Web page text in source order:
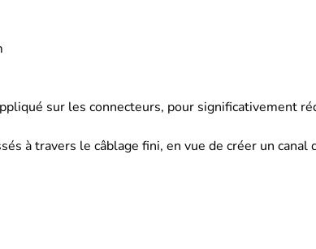
sur les connecteurs, pour significativement
à travers le câblage fini, en vue de créer un